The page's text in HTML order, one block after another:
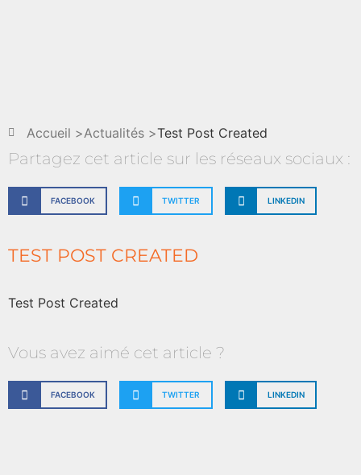
Accueil >Actualités >Test Post Created
Partagez cet article sur les réseaux sociaux :
FACEBOOK TWITTER LINKEDIN
TEST POST CREATED
Test Post Created
Vous avez aimé cet article ?
FACEBOOK TWITTER LINKEDIN